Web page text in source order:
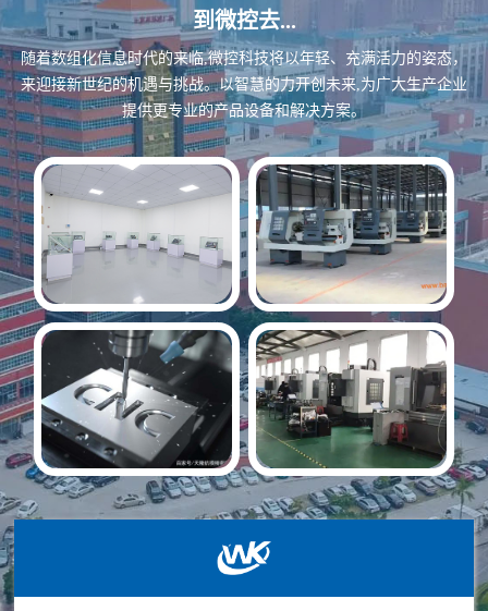
择合适自己的数控车床吗?这并不是一件简单
的事情，尤其是当市场上型号众多、功能各异
的时候。今天，我们就来聊聊这个话题。
到微控去...
随着数组化信息时代的来临,微控科技将以年轻、充满活力的姿态，
来迎接新世纪的机遇与挑战。以智慧的力开创未来,为广大生产企业
提供更专业的产品设备和解决方案。